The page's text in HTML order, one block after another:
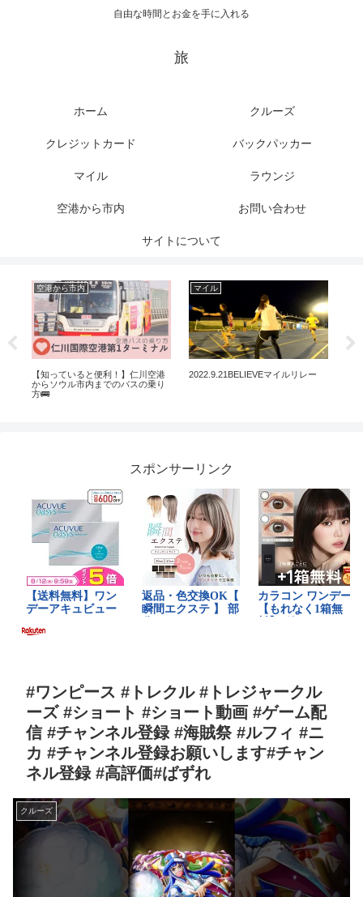
自由な時間とお金を手に入れる
旅
ホーム クルーズ
クレジットカード バックパッカー
マイル ラウンジ
空港から市内 お問い合わせ
サイトについて
空港から市内
【知っていると便利！】仁川空港
からソウル市内までのバスの乗り
方🚌
マイル
2022.9.21BELIEVEマイルリレー
スポンサーリンク
#ワンピース #トレクル #トレジャークル
ーズ #ショート #ショート動画 #ゲーム配
信 #チャンネル登録 #海賊祭 #ルフィ #ニ
カ #チャンネル登録お願いします#チャン
ネル登録 #高評価#ばずれ
クルーズ